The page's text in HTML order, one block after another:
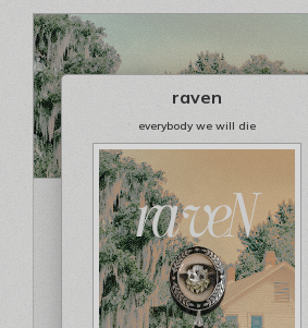
raven
everybody we will die